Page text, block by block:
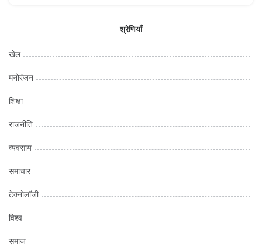
श्रेणियाँ
खेल
मनोरंजन
शिक्षा
राजनीति
व्यवसाय
समाचार
टेक्नोलॉजी
विश्व
समाज